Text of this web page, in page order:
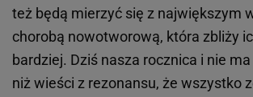
też będą mierzyć się z największym
chorobą nowotworową, która zbliży
bardziej. Dziś nasza rocznica i nie
niż wieści z rezonansu, że wszystko